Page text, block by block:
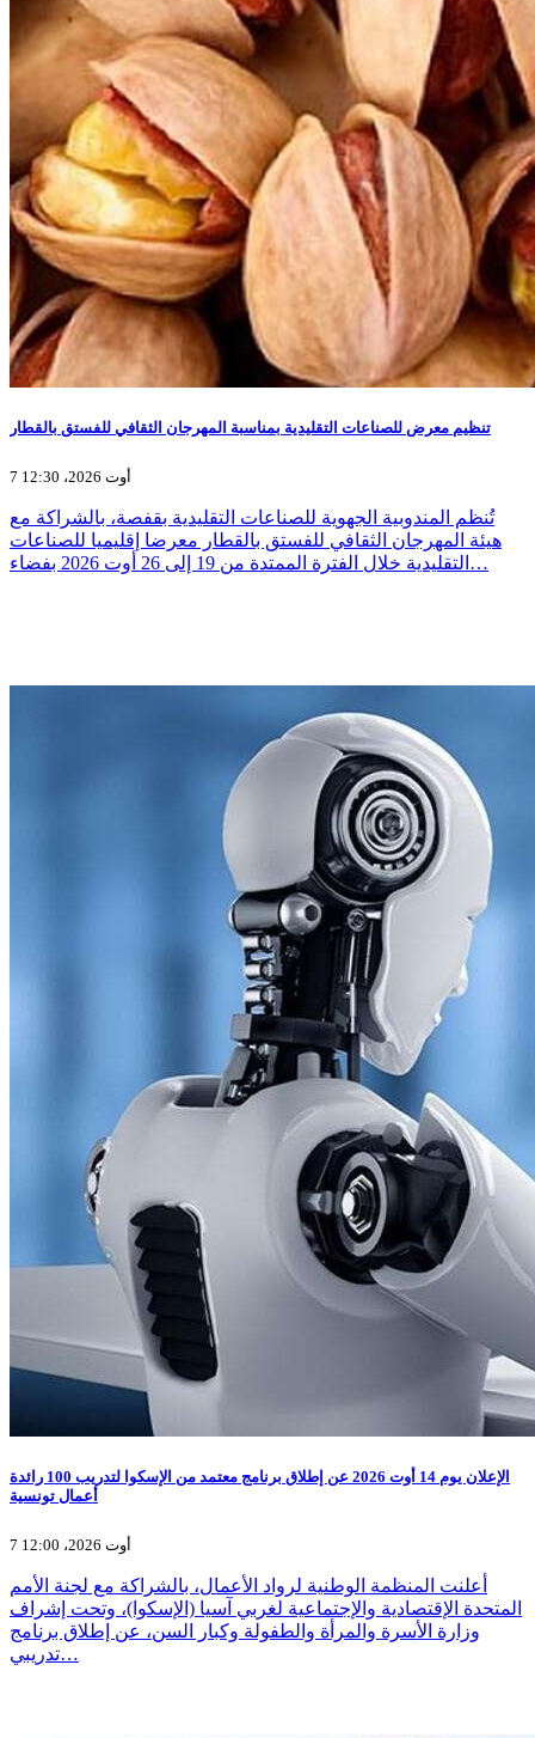
تنظيم معرض للصناعات التقليدية بمناسبة المهرجان الثقافي للفستق بالقطار
7 أوت 2026، 12:30
تُنظم المندوبية الجهوية للصناعات التقليدية بقفصة، بالشراكة مع
هيئة المهرجان الثقافي للفستق بالقطار معرضا إقليميا للصناعات
التقليدية خلال الفترة الممتدة من 19 إلى 26 أوت 2026 بفضاء…
الإعلان يوم 14 أوت 2026 عن إطلاق برنامج معتمد من الإسكوا لتدريب 100 رائدة
أعمال تونسية
7 أوت 2026، 12:00
أعلنت المنظمة الوطنية لرواد الأعمال، بالشراكة مع لجنة الأمم
المتحدة الإقتصادية والإجتماعية لغربي آسيا (الإسكوا)، وتحت إشراف
وزارة الأسرة والمرأة والطفولة وكبار السن، عن إطلاق برنامج
تدريبي…